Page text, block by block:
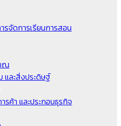
จัดการเรียนการสอน
ณ
ละสิ่งประดิษฐ์
ค้า และประกอบธุรกิจ